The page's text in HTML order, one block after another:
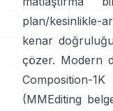
plan/kesinlikle-
kenar
çözer. Modern
Composition-1K
(MMEditing